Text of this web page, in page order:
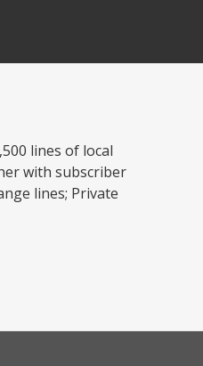
lines of local
with subscriber
lines; Private